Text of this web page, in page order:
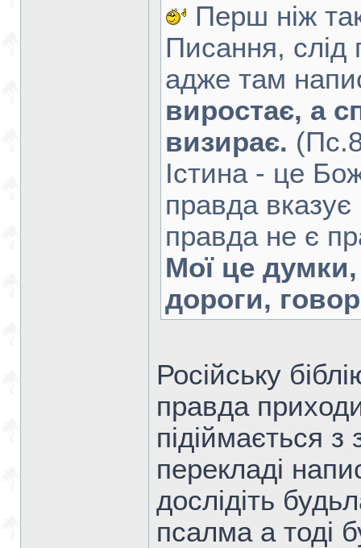
Перш ніж
Писання, слід
адже там
виростає, а
визирає.
Істина - це
правда
правда не є
Мої це
дороги,
Російську
правда
підіймається з
перекладі
дослідіть
псалма а тоді